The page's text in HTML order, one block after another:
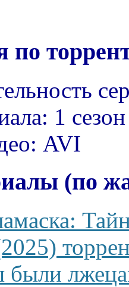
1
AVI
(по